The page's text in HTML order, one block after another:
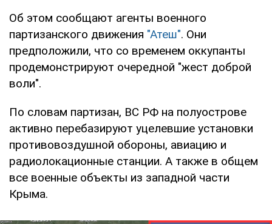
Об этом сообщают агенты военного
партизанского движения "Атеш". Они
предположили, что со временем оккупанты
продемонстрируют очередной "жест доброй
воли".
По словам партизан, ВС РФ на полуострове
активно перебазируют уцелевшие установки
противовоздушной обороны, авиацию и
радиолокационные станции. А также в общем
все военные объекты из западной части
Крыма.